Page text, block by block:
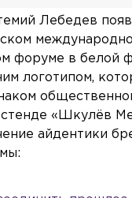
Лебедев
форуме в белой
логотипом,
«Шкулёв
айдентики